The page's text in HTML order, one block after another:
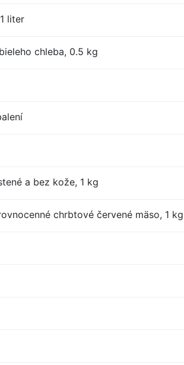
liter
chleba, 0.5 kg
a bez kože, 1 kg
chrbtové červené mäso, 1 kg